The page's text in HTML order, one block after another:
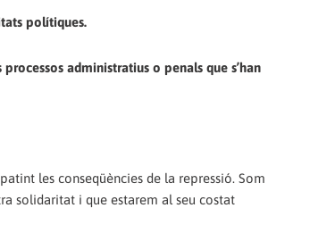
polítiques.
administratius o penals que s’han
les conseqüències de la repressió. Som
solidaritat i que estarem al seu costat